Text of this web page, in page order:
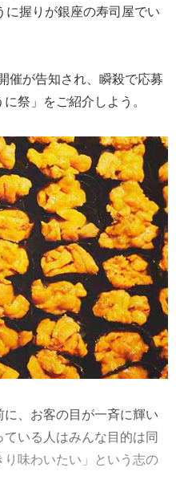
握りが銀座の寿司屋でい
催が告知され、瞬殺で応募
祭」をご紹介しよう。
に、お客の目が一斉に輝い
いる人はみんな目的は同
味わいたい」という志の